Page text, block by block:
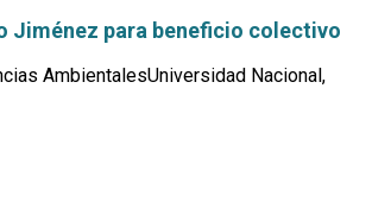
Jiménez para beneficio colectivo
AmbientalesUniversidad Nacional,